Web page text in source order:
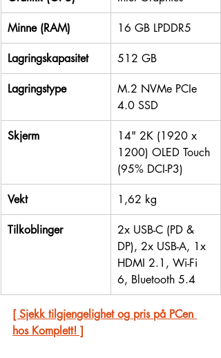
Minne (RAM) 16 GB LPDDR5
Lagringskapasitet 512 GB
Lagringstype
M.2 NVMe PCIe
4.0 SSD
Skjerm
14" 2K (1920 x
1200) OLED Touch
(95% DCI-P3)
Vekt 1,62 kg
Tilkoblinger
2x USB-C (PD &
DP), 2x USB-A, 1x
HDMI 2.1, Wi-Fi
6, Bluetooth 5.4
[ Sjekk tilgjengelighet og pris på PCen
hos Komplett! ]